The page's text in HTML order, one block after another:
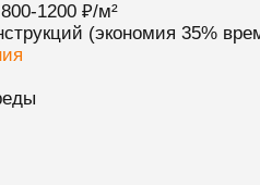
1200 ₽/м²
(экономия 35%